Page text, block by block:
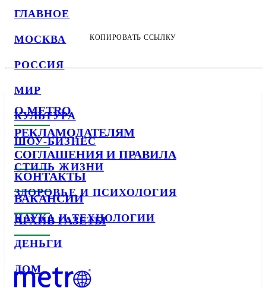
ГЛАВНОЕ
МОСКВА
РОССИЯ
МИР
КУЛЬТУРА
ШОУ-БИЗНЕС
СТИЛЬ ЖИЗНИ
ЗДОРОВЬЕ И ПСИХОЛОГИЯ
НАУКА И ТЕХНОЛОГИИ
ДЕНЬГИ
ДОМ
КОПИРОВАТЬ ССЫЛКУ
О METRO
РЕКЛАМОДАТЕЛЯМ
СОГЛАШЕНИЯ И ПРАВИЛА
КОНТАКТЫ
ВАКАНСИИ
АРХИВ ГАЗЕТЫ